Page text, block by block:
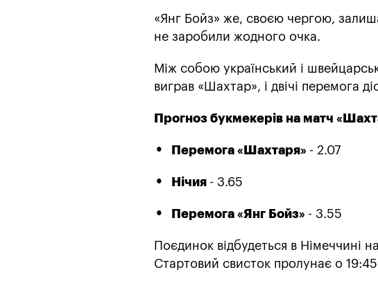
«Янг Бойз» же, своєю чергою,
не заробили жодного очка.
Між собою український і
виграв «Шахтар», і двічі перемога
Прогноз букмекерів на матч
Перемога «Шахтаря» - 2.07
Нічия - 3.65
Перемога «Янг Бойз» - 3.55
Поєдинок відбудеться в Німеччині
Стартовий свисток пролунає о